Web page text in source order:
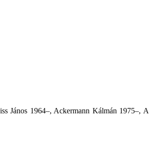
János 1964–, Ackermann Kálmán 1975–,